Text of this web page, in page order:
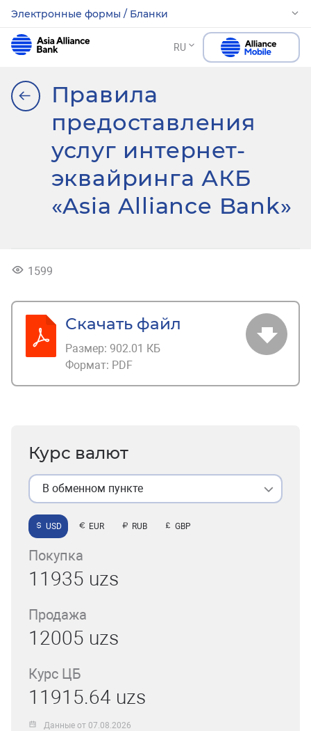
Электронные формы / Бланки
RU
Правила
предоставления
услуг интернет-
эквайринга АКБ
«Asia Alliance Bank»
1599
Скачать файл
Размер: 902.01 КБ
Формат: PDF
Курс валют
В обменном пункте
USD EUR RUB GBP
Покупка
11935 uzs
Продажа
12005 uzs
Курс ЦБ
11915.64 uzs
Данные от 07.08.2026